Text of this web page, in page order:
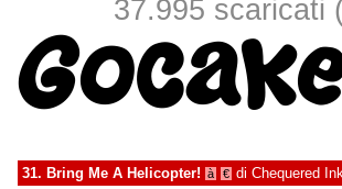
37.995 scaricati
31. Bring Me A Helicopter! à € di Chequered